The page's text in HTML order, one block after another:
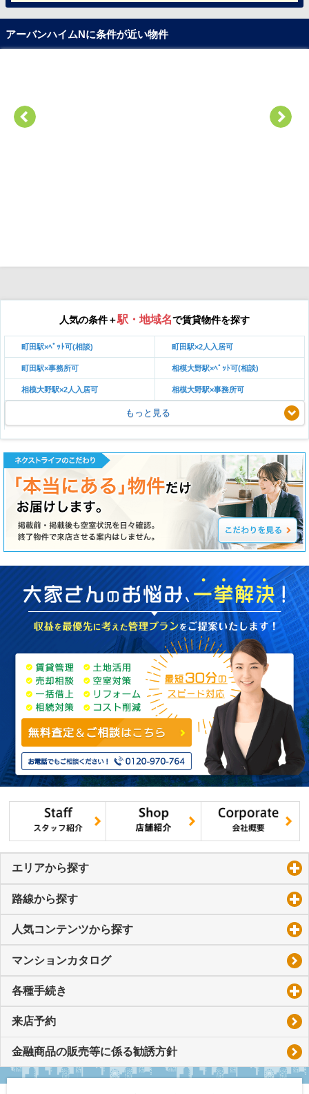
アーバンハイムNに条件が近い物件
人気の条件＋駅・地域名で賃貸物件を探す
町田駅×ﾍﾟｯﾄ可(相談) 町田駅×2人入居可
町田駅×事務所可 相模大野駅×ﾍﾟｯﾄ可(相談)
相模大野駅×2人入居可 相模大野駅×事務所可
もっと見る
エリアから探す
路線から探す
人気コンテンツから探す
マンションカタログ
各種手続き
来店予約
金融商品の販売等に係る勧誘方針